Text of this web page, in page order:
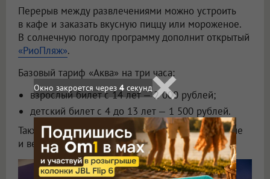
Перерыв между развлечениями можно устроить
в кафе и заказать вкусную пиццу или мороженое.
В солнечную погоду программу дополнит открытый
«РиоПляж».
Базовый тариф «Аква» на три часа:
взрослый билет с 14 лет — 2 000 рублей;
детский билет с 4 до 13 лет — 1 500 рублей.
Также действуют комбинированные, безлимитные
и вечерние тарифы.
Окно закроется через 2 секунд